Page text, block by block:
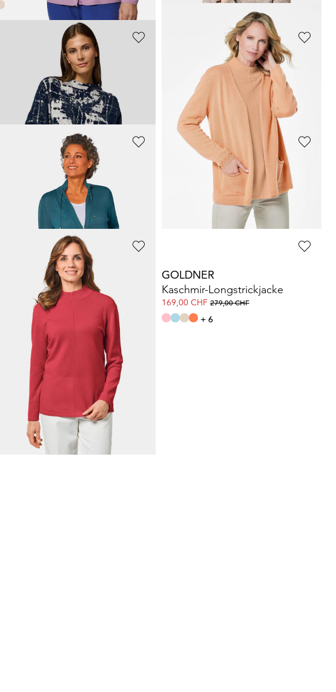
71,56 CHF159,00 CHF
GOLDNER
69,00 CHF
+ 4
Sportliche Strickjacke
139,00 CHF
GOLDNER
Pullover mit Glanzgarn
GOLDNER
169,00 CHF259,00 CHF
GOLDNER
Kaschmir-Longstrickjacke
169,00 CHF279,00 CHF
+ 6
6 7 8